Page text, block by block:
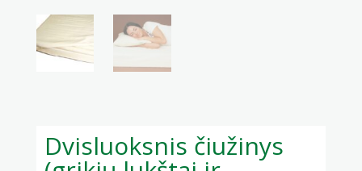
Dvisluoksnis čiužinys